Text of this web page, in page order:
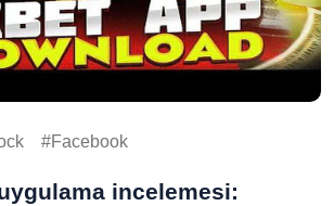
Facebook
incelemesi: